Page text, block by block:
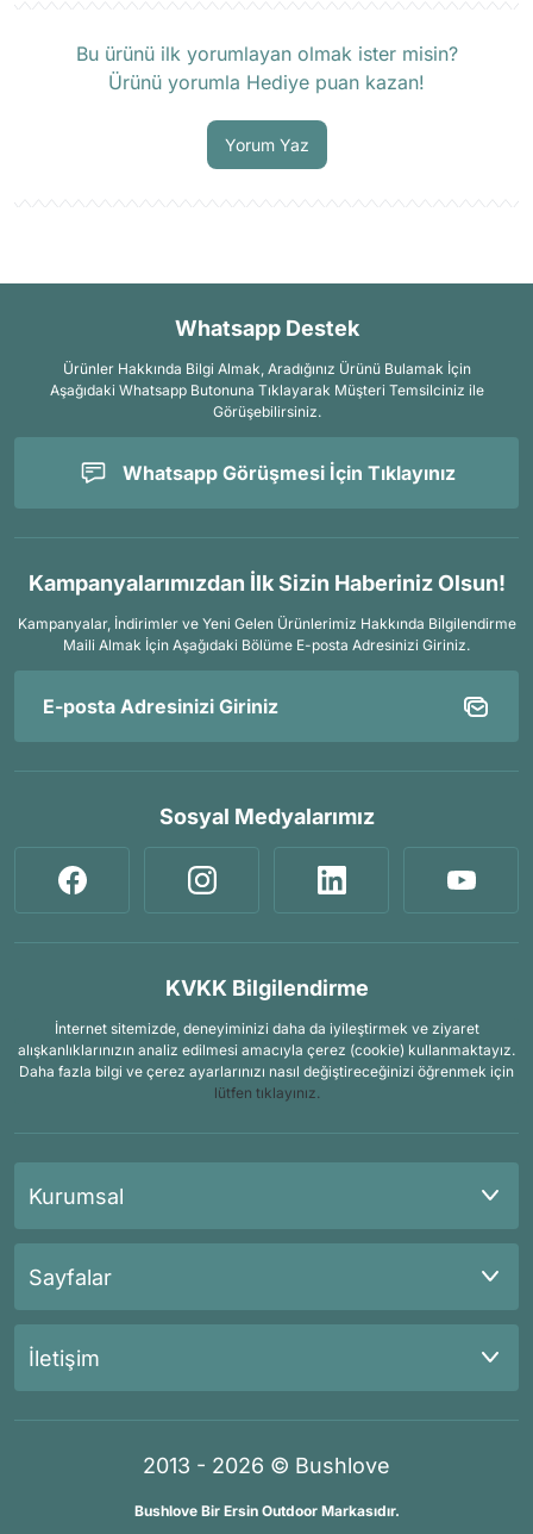
Bu ürünü ilk yorumlayan olmak ister misin?
Ürünü yorumla Hediye puan kazan!
Yorum Yaz
Whatsapp Destek
Ürünler Hakkında Bilgi Almak, Aradığınız Ürünü Bulamak İçin
Aşağıdaki Whatsapp Butonuna Tıklayarak Müşteri Temsilciniz ile
Görüşebilirsiniz.
Whatsapp Görüşmesi İçin Tıklayınız
Kampanyalarımızdan İlk Sizin Haberiniz Olsun!
Kampanyalar, İndirimler ve Yeni Gelen Ürünlerimiz Hakkında Bilgilendirme
Maili Almak İçin Aşağıdaki Bölüme E-posta Adresinizi Giriniz.
Sosyal Medyalarımız
KVKK Bilgilendirme
İnternet sitemizde, deneyiminizi daha da iyileştirmek ve ziyaret
alışkanlıklarınızın analiz edilmesi amacıyla çerez (cookie) kullanmaktayız.
Daha fazla bilgi ve çerez ayarlarınızı nasıl değiştireceğinizi öğrenmek için
lütfen tıklayınız.
Kurumsal
Sayfalar
İletişim
2013 - 2026 © Bushlove
Bushlove Bir Ersin Outdoor Markasıdır.